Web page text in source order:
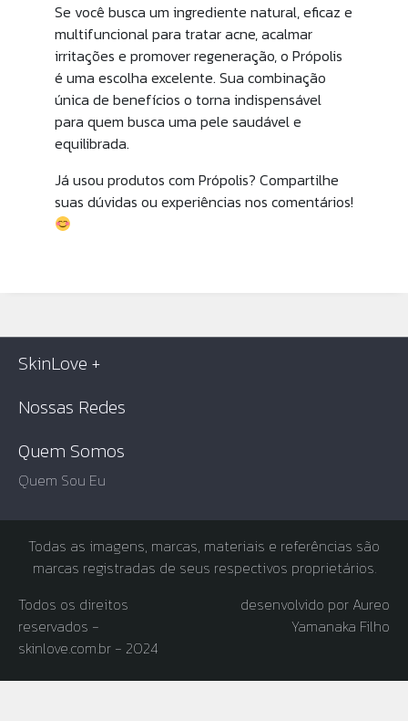
Se você busca um ingrediente natural, eficaz e
multifuncional para tratar acne, acalmar
irritações e promover regeneração, o Própolis
é uma escolha excelente. Sua combinação
única de benefícios o torna indispensável
para quem busca uma pele saudável e
equilibrada.
Já usou produtos com Própolis? Compartilhe
suas dúvidas ou experiências nos comentários!
SkinLove +
Nossas Redes
Quem Somos
Quem Sou Eu
Todas as imagens, marcas, materiais e referências são
marcas registradas de seus respectivos proprietários.
Todos os direitos
reservados -
skinlove.com.br - 2024
desenvolvido por Aureo
Yamanaka Filho